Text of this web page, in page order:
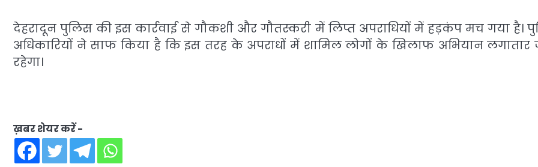
देहरादून पुलिस की इस कार्रवाई से गौकशी और गौतस्करी में लिप्त अपराधियों में हड़कंप मच गया है।
अधिकारियों ने साफ किया है कि इस तरह के अपराधों में शामिल लोगों के खिलाफ अभियान लगातार
रहेगा।
ख़बर शेयर करें -